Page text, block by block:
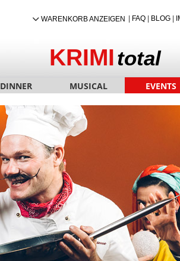
FAQ| BLOG|
WARENKORB ANZEIGEN
KRIMItotal
DINNER MUSICAL EVENTS